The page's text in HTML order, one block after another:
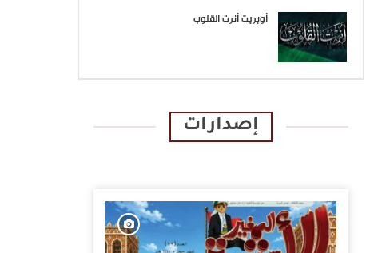
أوبريت أنرت القلوب
إصدارات